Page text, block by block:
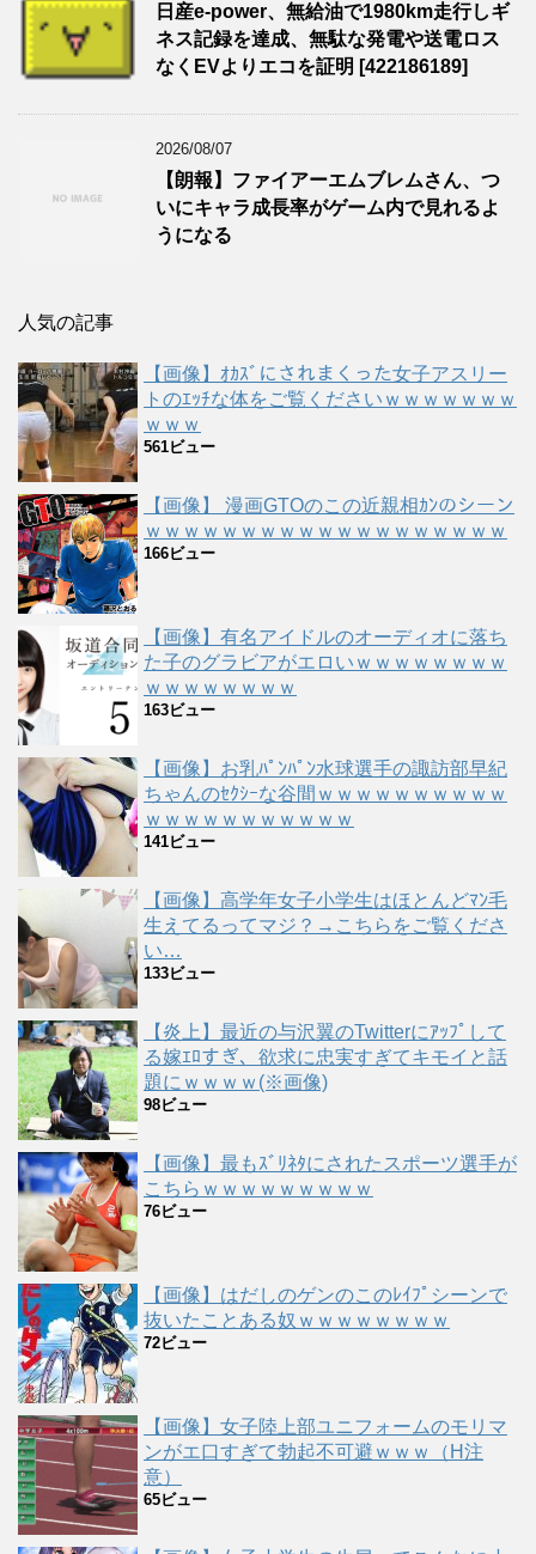
日産e-power、無給油で1980km走行しギ
ネス記録を達成、無駄な発電や送電ロス
なくEVよりエコを証明 [422186189]
2026/08/07
【朗報】ファイアーエムブレムさん、つ
いにキャラ成長率がゲーム内で見れるよ
うになる
人気の記事
【画像】ｵｶｽﾞにされまくった女子アスリー
トのｴｯﾁな体をご覧くださいｗｗｗｗｗｗｗ
ｗｗｗ
561ビュー
【画像】 漫画GTOのこの近親相ｶﾝのシーン
ｗｗｗｗｗｗｗｗｗｗｗｗｗｗｗｗｗｗｗ
166ビュー
【画像】有名アイドルのオーディオに落ち
た子のグラビアがエロいｗｗｗｗｗｗｗｗ
ｗｗｗｗｗｗｗｗ
163ビュー
【画像】お乳ﾊﾟﾝﾊﾟﾝ水球選手の諏訪部早紀
ちゃんのｾｸｼｰな谷間ｗｗｗｗｗｗｗｗｗｗ
ｗｗｗｗｗｗｗｗｗｗｗ
141ビュー
【画像】高学年女子小学生はほとんどﾏﾝ毛
生えてるってマジ？→こちらをご覧くださ
い…
133ビュー
【炎上】最近の与沢翼のTwitterにｱｯﾌﾟして
る嫁ｴﾛすぎ、欲求に忠実すぎてキモイと話
題にｗｗｗｗ(※画像)
98ビュー
【画像】最もｽﾞﾘﾈﾀにされたスポーツ選手が
こちらｗｗｗｗｗｗｗｗｗ
76ビュー
【画像】はだしのゲンのこのﾚｲﾌﾟシーンで
抜いたことある奴ｗｗｗｗｗｗｗｗ
72ビュー
【画像】女子陸上部ユニフォームのモリマ
ンがエ口すぎて勃起不可避ｗｗｗ（H注
意）
65ビュー